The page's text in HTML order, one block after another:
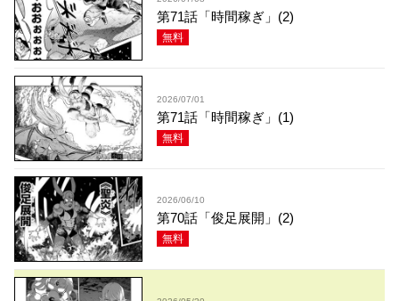
第71話「時間稼ぎ」(2)
無料
2026/07/01
第71話「時間稼ぎ」(1)
無料
2026/06/10
第70話「俊足展開」(2)
無料